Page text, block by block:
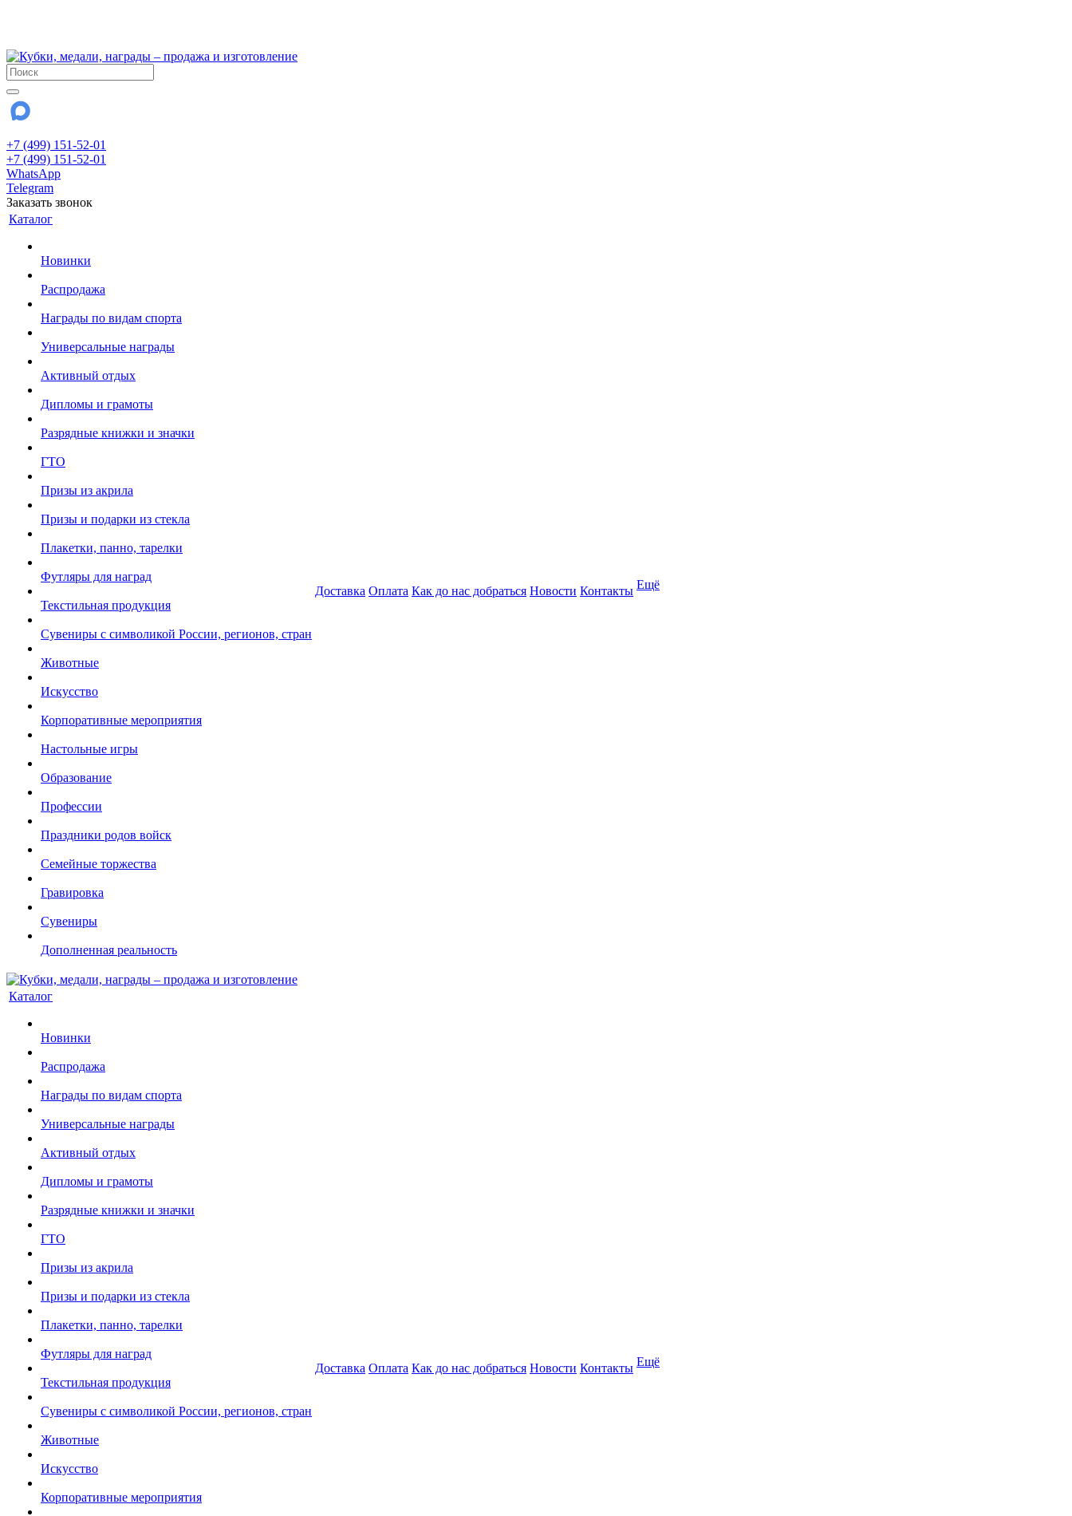
+7 (499) 151-52-01
+7 (499) 151-52-01
WhatsApp
Telegram
Заказать звонок
Каталог
Новинки
Распродажа
Награды по видам спорта
Универсальные награды
Активный отдых
Дипломы и грамоты
Разрядные книжки и значки
ГТО
Призы из акрила
Призы и подарки из стекла
Плакетки, панно, тарелки
Футляры для наград
Текстильная продукция
Сувениры с символикой России, регионов, стран
Животные
Искусство
Корпоративные мероприятия
Настольные игры
Образование
Профессии
Праздники родов войск
Семейные торжества
Гравировка
Сувениры
Дополненная реальность
Доставка Оплата Как до нас добраться Новости Контакты Ещё
Каталог
Новинки
Распродажа
Награды по видам спорта
Универсальные награды
Активный отдых
Дипломы и грамоты
Разрядные книжки и значки
ГТО
Призы из акрила
Призы и подарки из стекла
Плакетки, панно, тарелки
Футляры для наград
Текстильная продукция
Сувениры с символикой России, регионов, стран
Животные
Искусство
Корпоративные мероприятия
Доставка Оплата Как до нас добраться Новости Контакты Ещё